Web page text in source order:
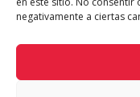
negativamente a ciertas
L